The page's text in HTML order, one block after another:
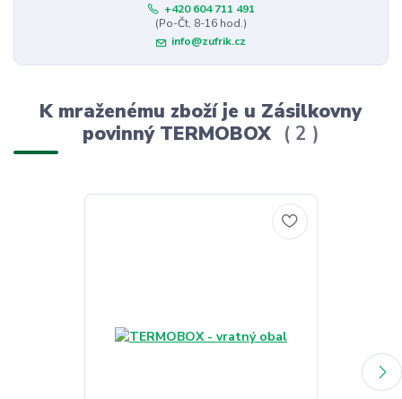
+420 604 711 491
(Po-Čt, 8-16 hod.)
info@zufrik.cz
K mraženému zboží je u Zásilkovny
povinný TERMOBOX
2